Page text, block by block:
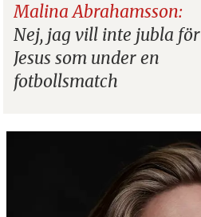
Malina Abrahamsson:
Nej, jag vill inte jubla för
Jesus som under en
fotbollsmatch